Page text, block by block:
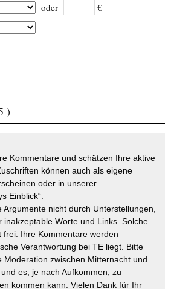
oder €
)
Kommentare und schätzen Ihre aktive
können auch als eigene
oder in unserer
Einblick“.
nicht durch Unterstellungen,
inakzeptable Worte und Links. Solche
frei. Ihre Kommentare werden
Verantwortung bei TE liegt. Bitte
Moderation zwischen Mitternacht und
es, je nach Aufkommen, zu
kommen kann. Vielen Dank für Ihr